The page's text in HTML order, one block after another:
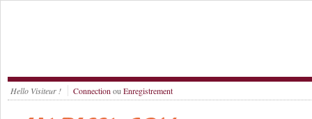
Hello Visiteur ! Connection ou Enregistrement